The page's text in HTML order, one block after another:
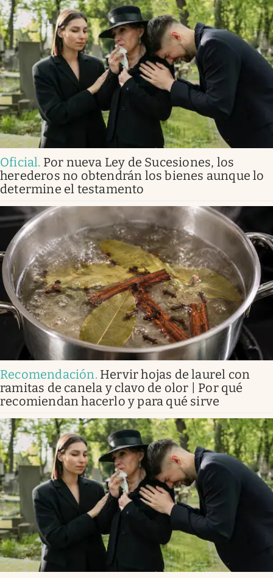
Oficial. Por nueva Ley de Sucesiones, los
herederos no obtendrán los bienes aunque lo
determine el testamento
Recomendación. Hervir hojas de laurel con
ramitas de canela y clavo de olor | Por qué
recomiendan hacerlo y para qué sirve